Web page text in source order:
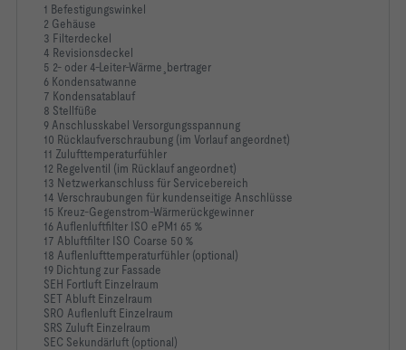
1 Befestigungswinkel
2 Gehäuse
3 Filterdeckel
4 Revisionsdeckel
5 2- oder 4-Leiter-Wärme¸bertrager
6 Kondensatwanne
7 Kondensatablauf
8 Stellfüße
9 Anschlusskabel Versorgungsspannung
10 Rücklaufverschraubung (im Vorlauf angeordnet)
11 Zulufttemperaturfühler
12 Regelventil (im Rücklauf angeordnet)
13 Netzwerkanschluss für Servicebereich
14 Verschraubungen für kundenseitige Anschlüsse
15 Kreuz-Gegenstrom-Wärmerückgewinner
16 Auflenluftfilter ISO ePM1 65 %
17 Abluftfilter ISO Coarse 50 %
18 Auflenlufttemperaturfühler (optional)
19 Dichtung zur Fassade
SEH Fortluft Einzelraum
SET Abluft Einzelraum
SRO Auflenluft Einzelraum
SRS Zuluft Einzelraum
SEC Sekundärluft (optional)